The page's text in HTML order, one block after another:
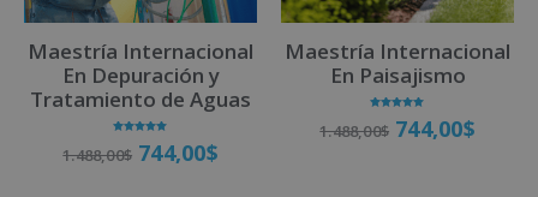
v
e
Maestría Internacional
En Depuración y
Tratamiento de Aguas
con
5.00
1.488,00$ 744,00$
Maestría Internacional
En Paisajismo
con
5.00
1.488,00$ 744,00$